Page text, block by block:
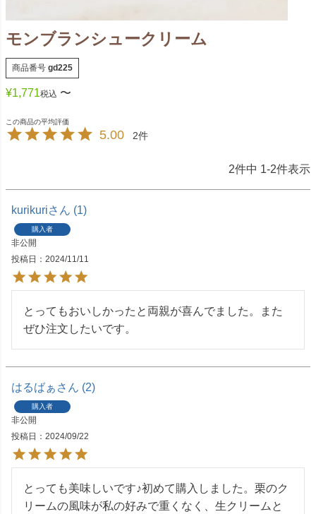
モンブランシュークリーム
商品番号 gd225
¥1,771税込 〜
5.00 2
2件中 1-2件表示
kurikuri 1
購入者
非公開
投稿日
2024/11/11
とってもおいしかったと両親が喜んでました。また
ぜひ注文したいです。
はるばぁ 2
購入者
非公開
投稿日
2024/09/22
とっても美味しいです♪初めて購入しました。栗のク
リームの風味が私の好みで重くなく、生クリームと